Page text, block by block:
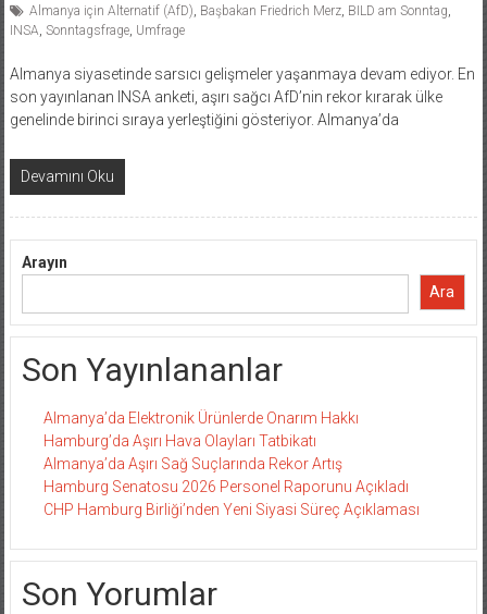
Almanya için Alternatif (AfD) Başbakan Friedrich Merz, BILD am Sonntag
INSA Sonntagsfrage, Umfrage
Almanya siyasetinde sarsıcı gelişmeler yaşanmaya devam ediyor. En
son yayınlanan INSA anketi, aşırı sağcı AfD’nin rekor kırarak ülke
genelinde birinci sıraya yerleştiğini gösteriyor. Almanya’da
Devamını Oku
Arayın
Ara
Son Yayınlananlar
Almanya’da Elektronik Ürünlerde Onarım Hakkı
Hamburg’da Aşırı Hava Olayları Tatbikatı
Almanya’da Aşırı Sağ Suçlarında Rekor Artış
Hamburg Senatosu 2026 Personel Raporunu Açıkladı
CHP Hamburg Birliği’nden Yeni Siyasi Süreç Açıklaması
Son Yorumlar